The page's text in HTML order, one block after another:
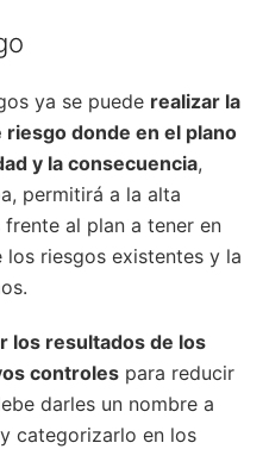
ya se puede realizar la
donde en el plano
y la consecuencia,
permitirá a la alta
al plan a tener en
riesgos existentes y la
los resultados de los
controles para reducir
darles un nombre a
categorizarlo en los